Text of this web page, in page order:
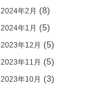
2024年2月 (8)
2024年1月 (5)
2023年12月 (5)
2023年11月 (5)
2023年10月 (3)